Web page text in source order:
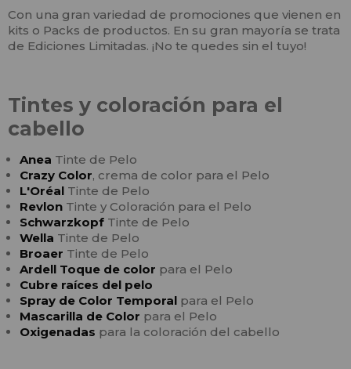
Con una gran variedad de promociones que vienen en
kits o Packs de productos. En su gran mayoría se trata
de Ediciones Limitadas. ¡No te quedes sin el tuyo!
Tintes y coloración para el
cabello
Anea Tinte de Pelo
Crazy Color, crema de color para el Pelo
L'Oréal Tinte de Pelo
Revlon Tinte y Coloración para el Pelo
Schwarzkopf Tinte de Pelo
Wella Tinte de Pelo
Broaer Tinte de Pelo
Ardell Toque de color para el Pelo
Cubre raíces del pelo
Spray de Color Temporal para el Pelo
Mascarilla de Color para el Pelo
Oxigenadas para la coloración del cabello